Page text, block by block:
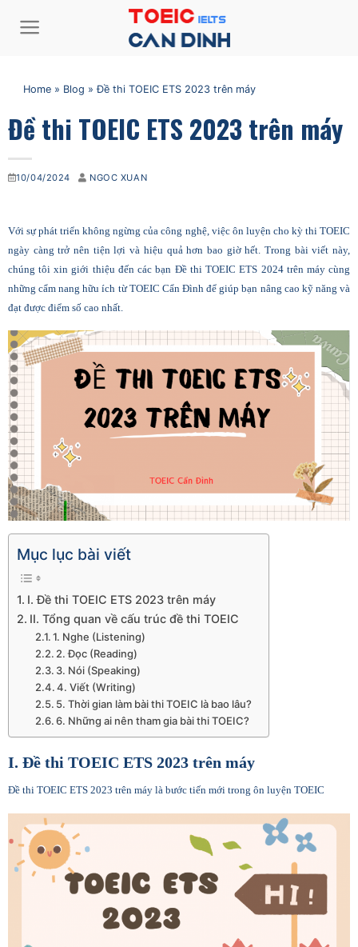
qua
Home » Blog »Đề thi TOEIC ETS 2023 trên máy
Đề thi TOEIC ETS 2023 trên máy
10/04/2024 NGOC XUAN
Với sự phát triển không ngừng của công nghệ, việc ôn luyện cho kỳ thi TOEIC
ngày càng trở nên tiện lợi và hiệu quả hơn bao giờ hết. Trong bài viết này,
chúng tôi xin giới thiệu đến các bạn Đề thi TOEIC ETS 2024 trên máy cùng
những cẩm nang hữu ích từ TOEIC Cẩn Đình để giúp bạn nâng cao kỹ năng và
đạt được điểm số cao nhất.
Mục lục bài viết
I. Đề thi TOEIC ETS 2023 trên máy
II. Tổng quan về cấu trúc đề thi TOEIC
1. Nghe (Listening)
2. Đọc (Reading)
3. Nói (Speaking)
4. Viết (Writing)
5. Thời gian làm bài thi TOEIC là bao lâu?
6. Những ai nên tham gia bài thi TOEIC?
I. Đề thi TOEIC ETS 2023 trên máy
Đề thi TOEIC ETS 2023 trên máy là bước tiến mới trong ôn luyện TOEIC